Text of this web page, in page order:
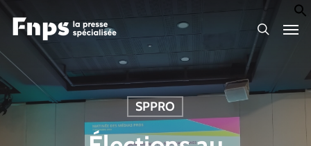
content
search
SPPRO